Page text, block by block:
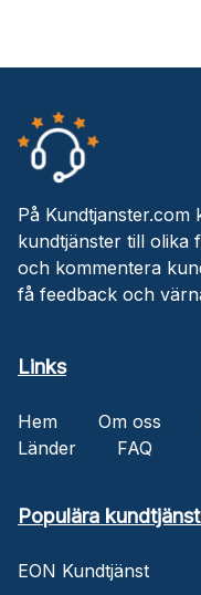
På
kundtjänster till olika
och kommentera
få feedback och
Links
Hem Om oss
Länder
FAQ
Populära
EON Kundtjänst